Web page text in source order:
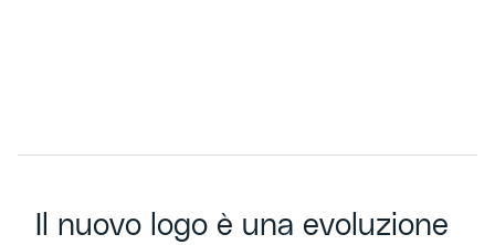
Il nuovo logo è una evoluzione